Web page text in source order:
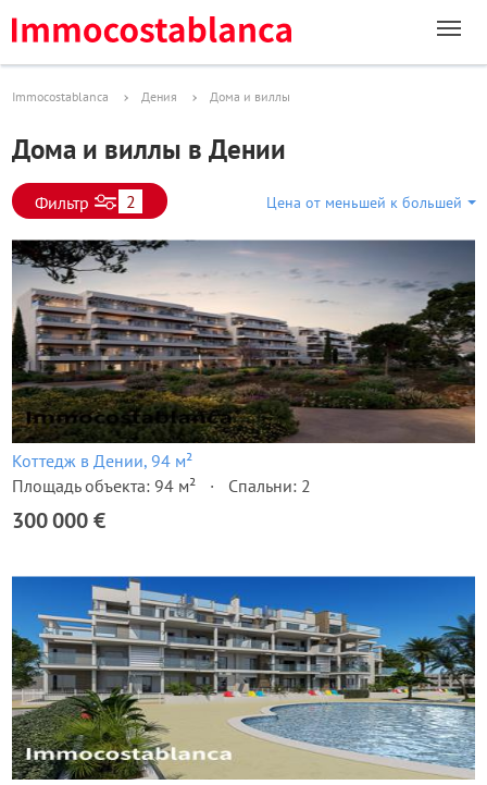
Immocostablanca Дения Дома и виллы
Дома и виллы в Дении
Фильтр 2 Цена от меньшей к большей
Коттедж в Дении, 94 м²
Площадь объекта: 94 м²
Спальни: 2
300 000 €